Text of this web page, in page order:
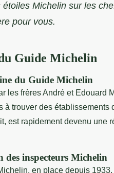
étoiles Michelin sur les
pour vous.
Guide Michelin
du Guide Michelin
les frères André et Edouard
à trouver des
est rapidement devenu une
des inspecteurs Michelin
en place depuis